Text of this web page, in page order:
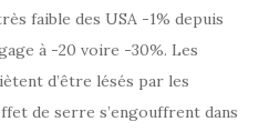
faible des USA -1% depuis
à -20 voire -30%. Les
d’être lésés par les
de serre s’engouffrent dans